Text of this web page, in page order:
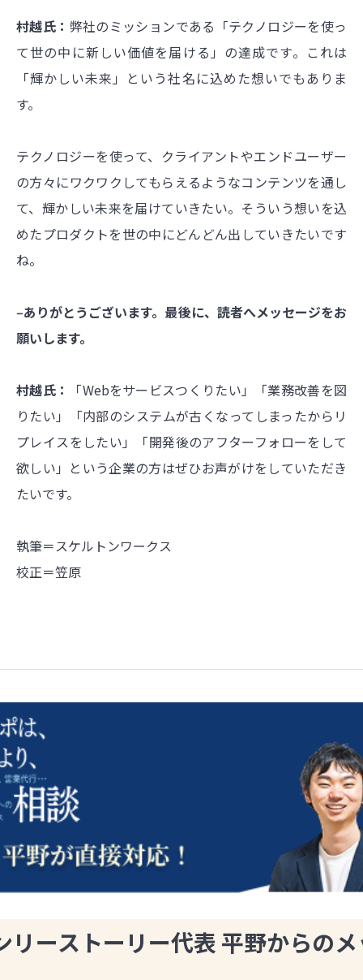
村越氏： 弊社のミッションである「テクノロジーを使っ
て世の中に新しい価値を届ける」の達成です。これは
「輝かしい未来」という社名に込めた想いでもありま
す。
テクノロジーを使って、クライアントやエンドユーザー
の方々にワクワクしてもらえるようなコンテンツを通し
て、輝かしい未来を届けていきたい。そういう想いを込
めたプロダクトを世の中にどんどん出していきたいです
ね。
‒ありがとうございます。最後に、読者へメッセージをお
願いします。
村越氏：
「Webをサービスつくりたい」「業務改善を図
りたい」「内部のシステムが古くなってしまったからリ
プレイスをしたい」「開発後のアフターフォローをして
欲しい」という企業の方はぜひお声がけをしていただき
たいです。
執筆＝スケルトンワークス
校正＝笠原
リーストーリー代表 平野からの